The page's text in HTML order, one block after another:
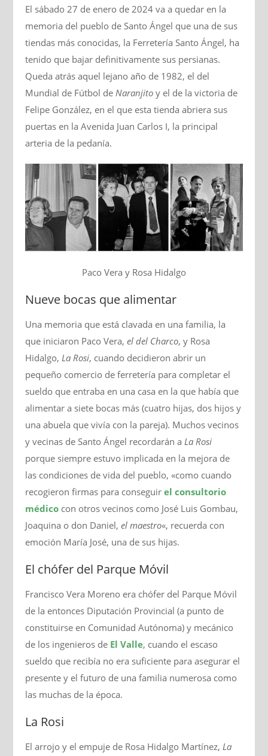
El sábado 27 de enero de 2024 va a quedar en la
memoria del pueblo de Santo Ángel que una de sus
tiendas más conocidas, la Ferretería Santo Ángel, ha
tenido que bajar definitivamente sus persianas.
Queda atrás aquel lejano año de 1982, el del
Mundial de Fútbol deNaranjito y el de la victoria de
Felipe González, en el que esta tienda abriera sus
puertas en la Avenida Juan Carlos I, la principal
arteria de la pedanía.
Paco Vera y Rosa Hidalgo
Nueve bocas que alimentar
Una memoria que está clavada en una familia, la
que iniciaron Paco Vera,el del Charco, y Rosa
Hidalgo, La Rosi, cuando decidieron abrir un
pequeño comercio de ferretería para completar el
sueldo que entraba en una casa en la que había que
alimentar a siete bocas más (cuatro hijas, dos hijos y
una abuela que vivía con la pareja). Muchos vecinos
y vecinas de Santo Ángel recordarán a La Rosi
porque siempre estuvo implicada en la mejora de
las condiciones de vida del pueblo, «como cuando
recogieron firmas para conseguirel consultorio
médico con otros vecinos como José Luis Gombau,
Joaquina o don Daniel,el maestro«, recuerda con
emoción María José, una de sus hijas.
El chófer del Parque Móvil
Francisco Vera Moreno era chófer del Parque Móvil
de la entonces Diputación Provincial (a punto de
constituirse en Comunidad Autónoma) y mecánico
de los ingenieros de El Valle, cuando el escaso
sueldo que recibía no era suficiente para asegurar el
presente y el futuro de una familia numerosa como
las muchas de la época.
La Rosi
El arrojo y el empuje de Rosa Hidalgo Martínez, La